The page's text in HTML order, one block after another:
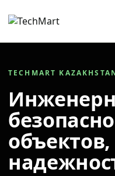
TECHMART
объектов,